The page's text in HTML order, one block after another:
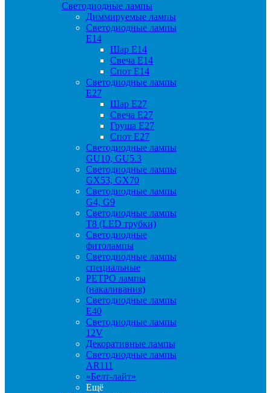
Светодиодные лампы
Диммируемые лампы
Светодиодные лампы
Е14
Шар Е14
Свеча Е14
Спот Е14
Светодиодные лампы
Е27
Шар Е27
Свеча Е27
Груша Е27
Спот Е27
Светодиодные лампы
GU10, GU5.3
Светодиодные лампы
GX53, GX70
Светодиодные лампы
G4, G9
Светодиодные лампы
Т8 (LED трубки)
Светодиодные
фитолампы
Светодиодные лампы
специальные
РЕТРО лампы
(накаливания)
Светодиодные лампы
E40
Светодиодные лампы
12V
Декоративные лампы
Светодиодные лампы
AR111
«Белт-лайт»
Ещё